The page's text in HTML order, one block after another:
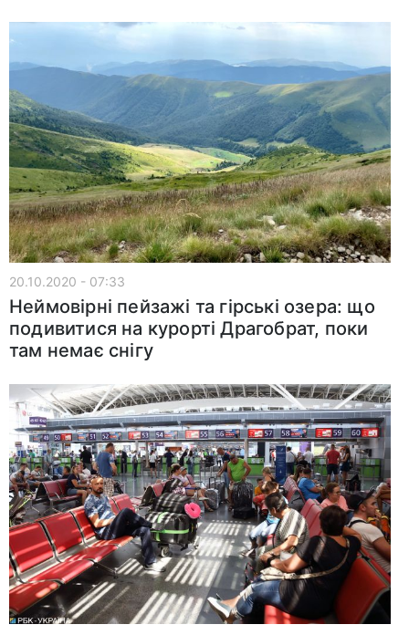
20.10.2020 - 07:33
Неймовірні пейзажі та гірські озера: що
подивитися на курорті Драгобрат, поки
там немає снігу